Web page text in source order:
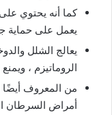
كما أنه يحتوي
يعمل على حماية
يعالج الشلل
الروماتيزم ،
من المعروف أيضًا
أمراض السرطان